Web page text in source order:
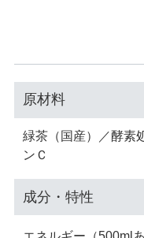
原材料
緑茶（国産）／酵素
ンＣ
成分・特性